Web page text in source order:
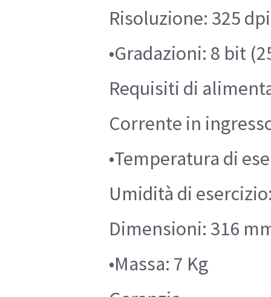
Risoluzione: 325 dpi
•Gradazioni: 8 bit
Requisiti di
Corrente in
•Temperatura di
Umidità di
Dimensioni: 316
•Massa: 7 Kg